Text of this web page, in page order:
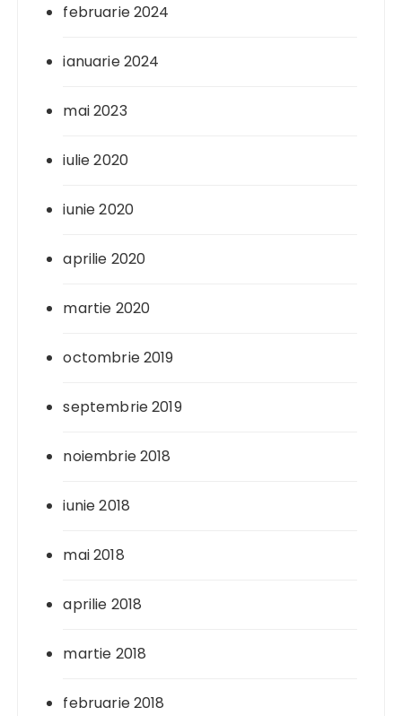
februarie 2024
ianuarie 2024
mai 2023
iulie 2020
iunie 2020
aprilie 2020
martie 2020
octombrie 2019
septembrie 2019
noiembrie 2018
iunie 2018
mai 2018
aprilie 2018
martie 2018
februarie 2018